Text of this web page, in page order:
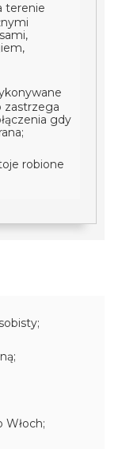
terenie
zastrzega
gdy
robione
Włoch;